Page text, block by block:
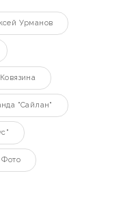
Урманов
"Сайлан"
Фото